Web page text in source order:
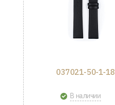
037021-50-1-18
В наличии